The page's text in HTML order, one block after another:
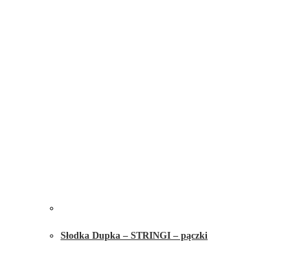
Słodka Dupka – STRINGI – pączki